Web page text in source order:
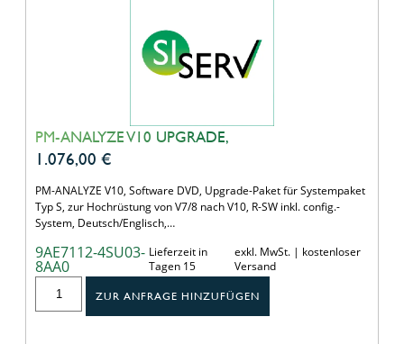
PM-ANALYZE V10 UPGRADE,
1.076,00 €
PM-ANALYZE V10, Software DVD, Upgrade-Paket für Systempaket
Typ S, zur Hochrüstung von V7/8 nach V10, R-SW inkl. config.-
System, Deutsch/Englisch,…
9AE7112-4SU03-
8AA0
Lieferzeit in
Tagen 15
exkl. MwSt. | kostenloser
Versand
ZUR ANFRAGE HINZUFÜGEN